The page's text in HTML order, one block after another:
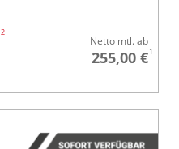
2
Netto mtl. ab
255,00 €1